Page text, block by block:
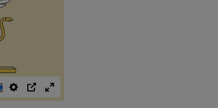
Einstellungen
PIP Vollbild